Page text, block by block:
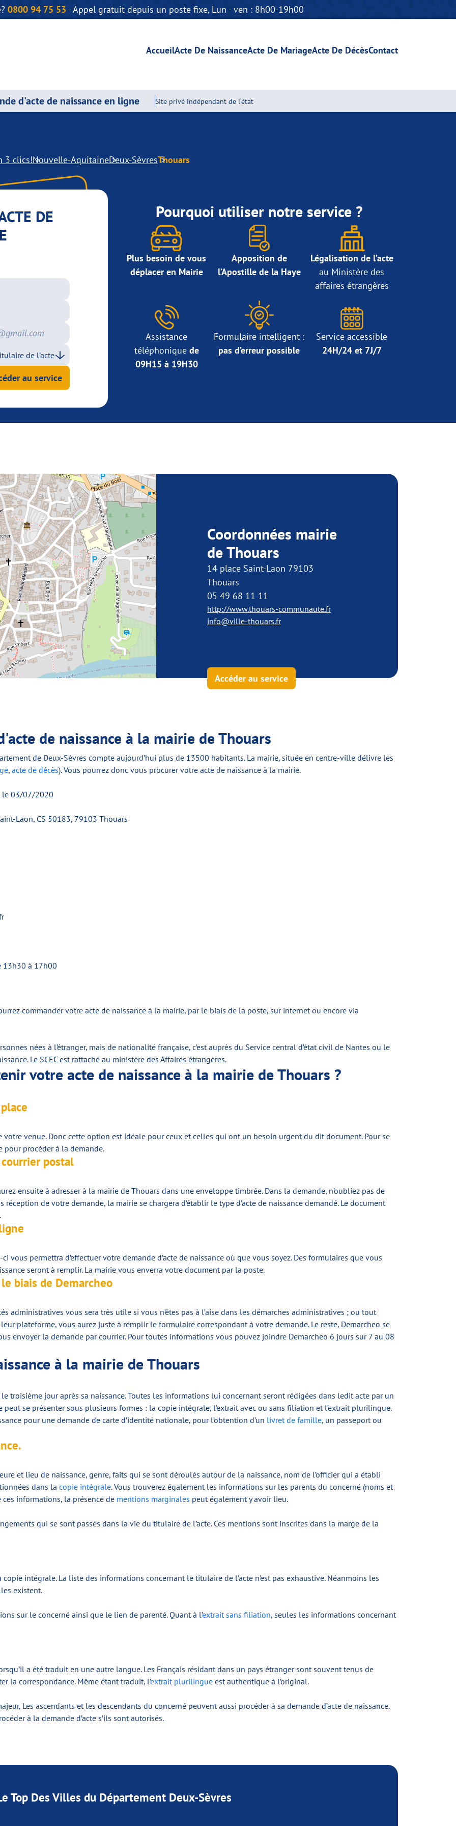
0800 94 75 53 - Appel gratuit depuis un poste fixe, Lun - ven : 8h00-19h00
AccueilActe De NaissanceActe De MariageActe De DécèsContact
d'acte de naissance en ligne Site privé indépendant de l'état
3 clics!Nouvelle-AquitaineDeux-SèvresThouars
DE
au service
Pourquoi utiliser notre service ?
Plus besoin de vous
déplacer en Mairie
Apposition de
l’Apostille de la Haye
Légalisation de l’acte
au Ministère des
affaires étrangères
Assistance
téléphonique de
09H15 à 19H30
Formulaire intelligent :
pas d’erreur possible
Service accessible
24H/24 et 7J/7
Coordonnées mairie
de Thouars
14 place Saint-Laon 79103
Thouars
05 49 68 11 11
http://www.thouars-communaute.fr
info@ville-thouars.fr
Accéder au service
de naissance à la mairie de Thouars
de Deux-Sèvres compte aujourd’hui plus de 13500 habitants. La mairie, située en centre-ville délivre les
, acte de décès). Vous pourrez donc vous procurer votre acte de naissance à la mairie.
le 03/07/2020
Laon, CS 50183, 79103 Thouars
13h30 à 17h00
commander votre acte de naissance à la mairie, par le biais de la poste, sur internet ou encore via
nées à l’étranger, mais de nationalité française, c’est auprès du Service central d’état civil de Nantes ou le
Le SCEC est rattaché au ministère des Affaires étrangères.
votre acte de naissance à la mairie de Thouars ?
votre venue. Donc cette option est idéale pour ceux et celles qui ont un besoin urgent du dit document. Pour se
pour procéder à la demande.
postal
ensuite à adresser à la mairie de Thouars dans une enveloppe timbrée. Dans la demande, n’oubliez pas de
de votre demande, la mairie se chargera d’établir le type d’acte de naissance demandé. Le document
vous permettra d’effectuer votre demande d’acte de naissance où que vous soyez. Des formulaires que vous
seront à remplir. La mairie vous enverra votre document par la poste.
biais de Demarcheo
administratives vous sera très utile si vous n’êtes pas à l’aise dans les démarches administratives ; ou tout
plateforme, vous aurez juste à remplir le formulaire correspondant à votre demande. Le reste, Demarcheo se
envoyer la demande par courrier. Pour toutes informations vous pouvez joindre Demarcheo 6 jours sur 7 au 08
à la mairie de Thouars
troisième jour après sa naissance. Toutes les informations lui concernant seront rédigées dans ledit acte par un
peut se présenter sous plusieurs formes : la copie intégrale, l’extrait avec ou sans filiation et l’extrait plurilingue.
pour une demande de carte d’identité nationale, pour l’obtention d’un livret de famille, un passeport ou
et lieu de naissance, genre, faits qui se sont déroulés autour de la naissance, nom de l’officier qui a établi
dans la copie intégrale. Vous trouverez également les informations sur les parents du concerné (noms et
ces informations, la présence de mentions marginales peut également y avoir lieu.
qui se sont passés dans la vie du titulaire de l’acte. Ces mentions sont inscrites dans la marge de la
intégrale. La liste des informations concernant le titulaire de l’acte n’est pas exhaustive. Néanmoins les
existent.
sur le concerné ainsi que le lien de parenté. Quant à l’extrait sans filiation, seules les informations concernant
a été traduit en une autre langue. Les Français résidant dans un pays étranger sont souvent tenus de
la correspondance. Même étant traduit, l’extrait plurilingue est authentique à l’original.
Les ascendants et les descendants du concerné peuvent aussi procéder à sa demande d’acte de naissance.
à la demande d’acte s’ils sont autorisés.
Top Des Villes du Département Deux-Sèvres